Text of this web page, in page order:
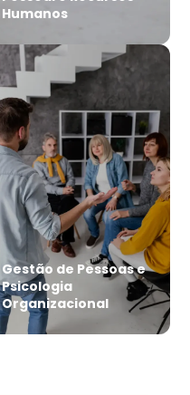
Humanos
Gestão de Pessoas e
Psicologia
Organizacional